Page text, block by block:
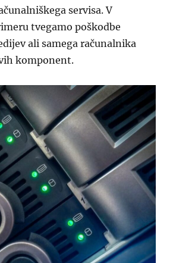
servisa. V
tvegamo poškodbe
ali samega računalnika
komponent.